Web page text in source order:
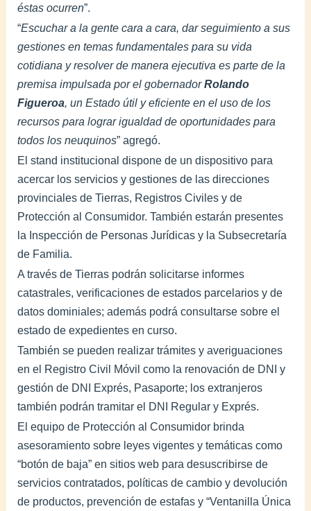
éstas ocurren”.
“Escuchar a la gente cara a cara, dar seguimiento a sus
gestiones en temas fundamentales para su vida
cotidiana y resolver de manera ejecutiva es parte de la
premisa impulsada por el gobernadorRolando
Figueroa, un Estado útil y eficiente en el uso de los
recursos para lograr igualdad de oportunidades para
todos los neuquinos” agregó.
El stand institucional dispone de un dispositivo para
acercar los servicios y gestiones de las direcciones
provinciales de Tierras, Registros Civiles y de
Protección al Consumidor. También estarán presentes
la Inspección de Personas Jurídicas y la Subsecretaría
de Familia.
A través de Tierras podrán solicitarse informes
catastrales, verificaciones de estados parcelarios y de
datos dominiales; además podrá consultarse sobre el
estado de expedientes en curso.
También se pueden realizar trámites y averiguaciones
en el Registro Civil Móvil como la renovación de DNI y
gestión de DNI Exprés, Pasaporte; los extranjeros
también podrán tramitar el DNI Regular y Exprés.
El equipo de Protección al Consumidor brinda
asesoramiento sobre leyes vigentes y temáticas como
“botón de baja” en sitios web para desuscribirse de
servicios contratados, políticas de cambio y devolución
de productos, prevención de estafas y “Ventanilla Única